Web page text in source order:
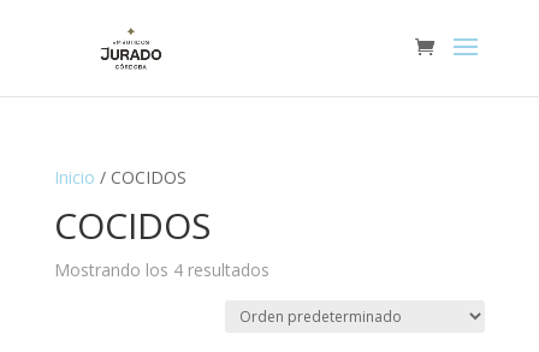
Inicio / COCIDOS
COCIDOS
Mostrando los 4 resultados